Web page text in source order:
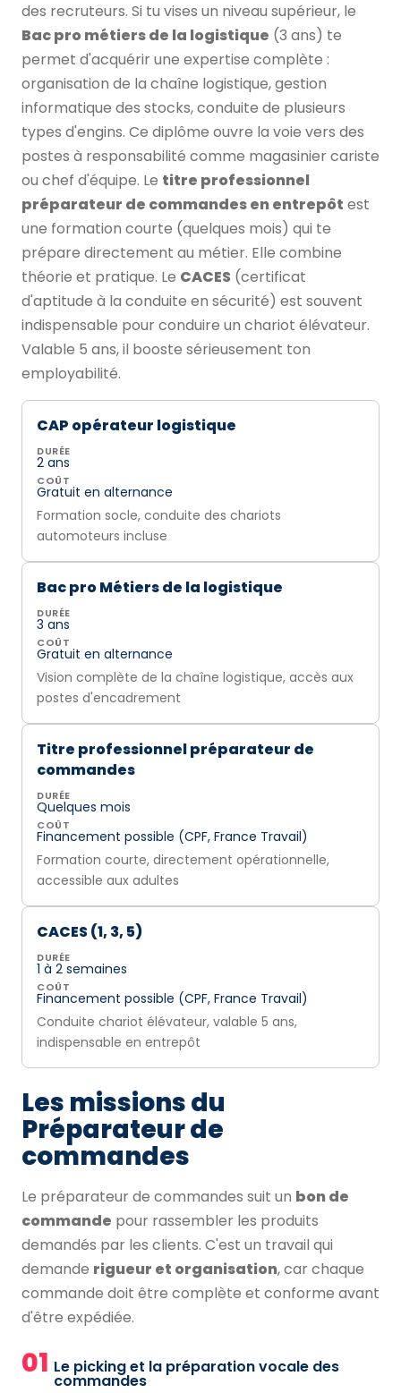
des recruteurs. Si tu vises un niveau supérieur, le
Bac pro métiers de la logistique (3 ans) te
permet d'acquérir une expertise complète :
organisation de la chaîne logistique, gestion
informatique des stocks, conduite de plusieurs
types d'engins. Ce diplôme ouvre la voie vers des
postes à responsabilité comme magasinier cariste
ou chef d'équipe. Le titre professionnel
préparateur de commandes en entrepôt est
une formation courte (quelques mois) qui te
prépare directement au métier. Elle combine
théorie et pratique. Le CACES (certificat
d'aptitude à la conduite en sécurité) est souvent
indispensable pour conduire un chariot élévateur.
Valable 5 ans, il booste sérieusement ton
employabilité.
CAP opérateur logistique
DURÉE
2 ans
COÛT
Gratuit en alternance
Formation socle, conduite des chariots
automoteurs incluse
Bac pro Métiers de la logistique
DURÉE
3 ans
COÛT
Gratuit en alternance
Vision complète de la chaîne logistique, accès aux
postes d'encadrement
Titre professionnel préparateur de
commandes
DURÉE
Quelques mois
COÛT
Financement possible (CPF, France Travail)
Formation courte, directement opérationnelle,
accessible aux adultes
CACES (1, 3, 5)
DURÉE
1 à 2 semaines
COÛT
Financement possible (CPF, France Travail)
Conduite chariot élévateur, valable 5 ans,
indispensable en entrepôt
Les missions du
Préparateur de
commandes
Le préparateur de commandes suit un bon de
commande pour rassembler les produits
demandés par les clients. C'est un travail qui
demande rigueur et organisation, car chaque
commande doit être complète et conforme avant
d'être expédiée.
01 Le picking et la préparation vocale des
commandes